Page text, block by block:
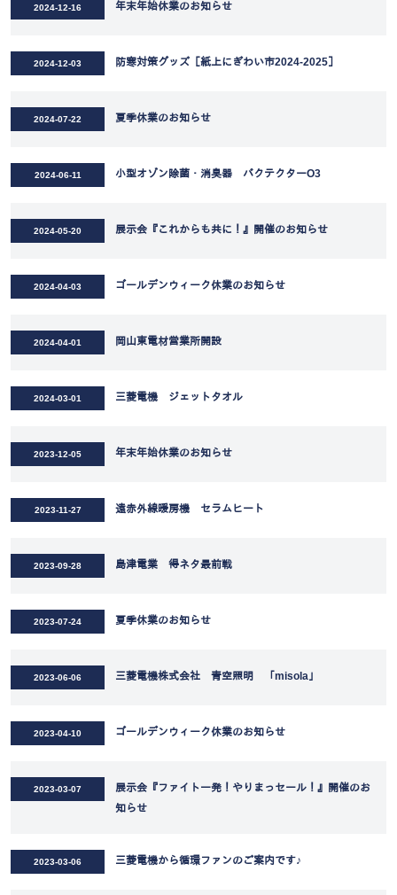
2024-12-16 年末年始休業のお知らせ
2024-12-03 防寒対策グッズ［紙上にぎわい市2024-2025］
2024-07-22 夏季休業のお知らせ
2024-06-11 小型オゾン除菌・消臭器 バクテクターO3
2024-05-20 展示会『これからも共に！』開催のお知らせ
2024-04-03 ゴールデンウィーク休業のお知らせ
2024-04-01 岡山東電材営業所開設
2024-03-01 三菱電機 ジェットタオル
2023-12-05 年末年始休業のお知らせ
2023-11-27 遠赤外線暖房機 セラムヒート
2023-09-28 島津電業 得ネタ最前戦
2023-07-24 夏季休業のお知らせ
2023-06-06 三菱電機株式会社 青空照明 「misola」
2023-04-10 ゴールデンウィーク休業のお知らせ
2023-03-07
展示会『ファイト一発！やりまっセール！』開催のお
知らせ
2023-03-06 三菱電機から循環ファンのご案内です♪